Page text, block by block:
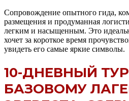
Сопровождение опытного гида,
размещения и продуманная
легким и насыщенным. Это
хочет за короткое время
увидеть его самые яркие символы.
10-ДНЕВНЫЙ
БАЗОВОМУ